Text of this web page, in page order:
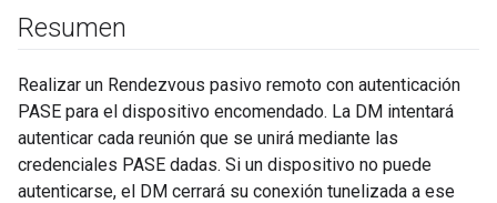
Resumen
Realizar un Rendezvous pasivo remoto con autenticación
PASE para el dispositivo encomendado. La DM intentará
autenticar cada reunión que se unirá mediante las
credenciales PASE dadas. Si un dispositivo no puede
autenticarse, el DM cerrará su conexión tunelizada a ese